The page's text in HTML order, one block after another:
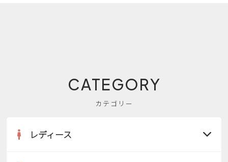
CATEGORY
カテゴリー
レディース